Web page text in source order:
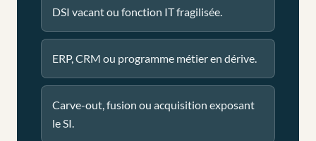
DSI vacant ou fonction IT fragilisée.
ERP, CRM ou programme métier en dérive.
Carve-out, fusion ou acquisition exposant
le SI.